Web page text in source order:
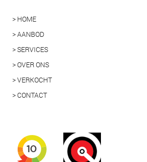
> HOME
> AANBOD
> SERVICES
> OVER ONS
> VERKOCHT
> CONTACT